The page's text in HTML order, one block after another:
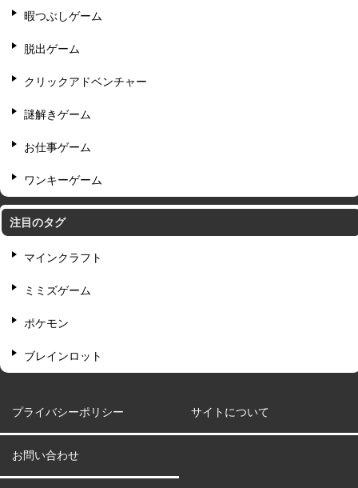
暇つぶしゲーム
脱出ゲーム
クリックアドベンチャー
謎解きゲーム
お仕事ゲーム
ワンキーゲーム
注目のタグ
マインクラフト
ミミズゲーム
ポケモン
ブレインロット
プライバシーポリシー サイトについて
お問い合わせ